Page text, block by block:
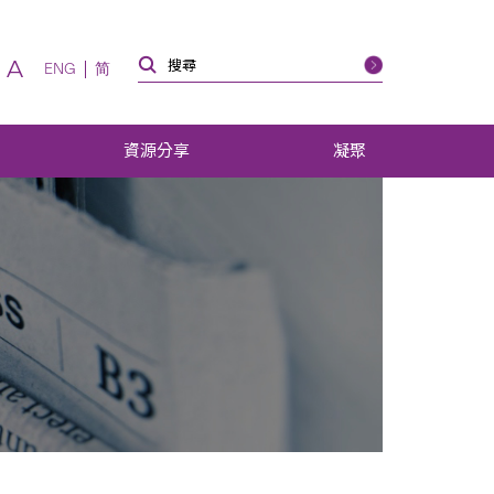
A ENG 简
資源分享 凝聚